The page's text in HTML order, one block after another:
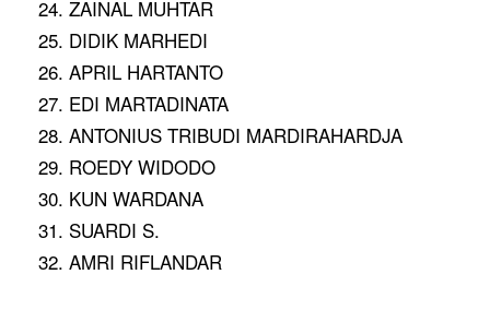
24. ZAINAL MUHTAR
25. DIDIK MARHEDI
26. APRIL HARTANTO
27. EDI MARTADINATA
28. ANTONIUS TRIBUDI MARDIRAHARDJA
29. ROEDY WIDODO
30. KUN WARDANA
31. SUARDI S.
32. AMRI RIFLANDAR